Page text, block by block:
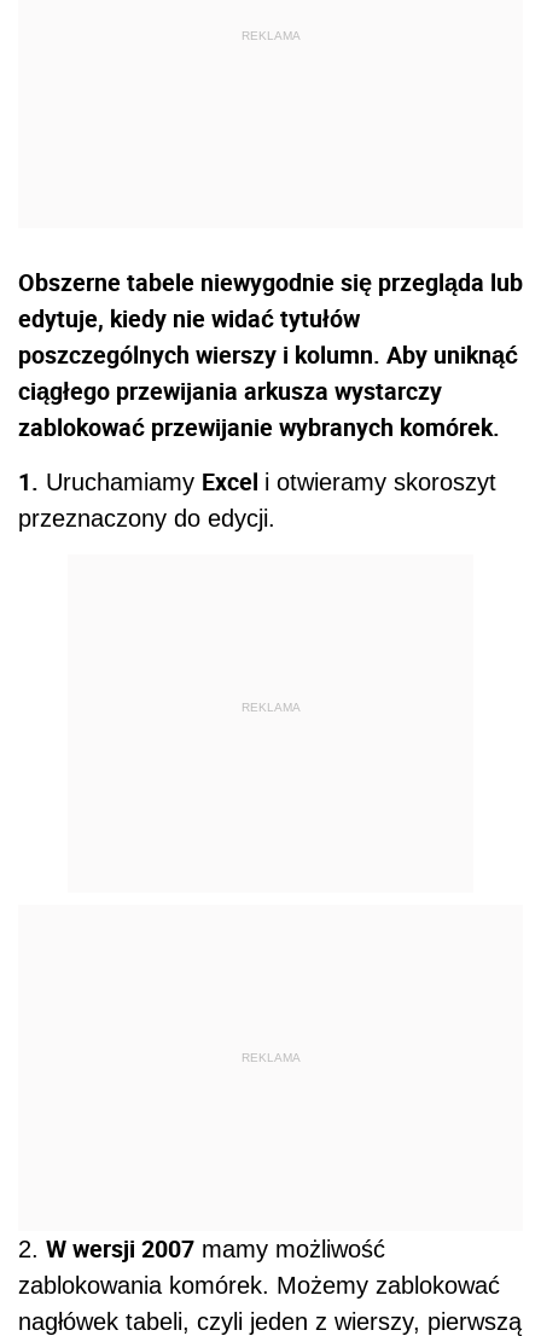
Obszerne tabele niewygodnie się przegląda lub
edytuje, kiedy nie widać tytułów
poszczególnych wierszy i kolumn. Aby uniknąć
ciągłego przewijania arkusza wystarczy
zablokować przewijanie wybranych komórek.
1. Uruchamiamy Excel i otwieramy skoroszyt
przeznaczony do edycji.
REKLAMA
REKLAMA
2. W wersji 2007 mamy możliwość
zablokowania komórek. Możemy zablokować
nagłówek tabeli, czyli jeden z wierszy, pierwszą